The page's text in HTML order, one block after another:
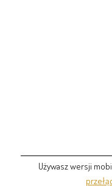
Używasz wersji